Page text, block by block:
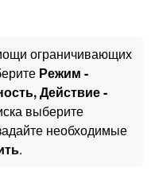
ограничивающих
Режим -
Действие -
выберите
необходимые
.